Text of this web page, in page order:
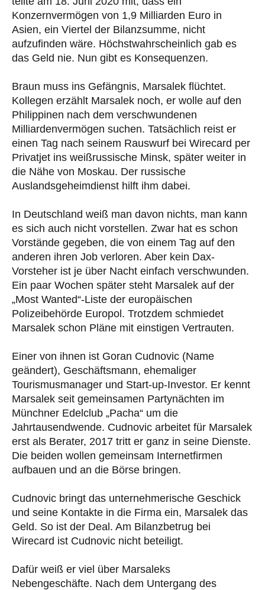
Konzernvermögen von 1,9 Milliarden Euro in
Asien, ein Viertel der Bilanzsumme, nicht
aufzufinden wäre. Höchstwahrscheinlich gab es
das Geld nie. Nun gibt es Konsequenzen.
Braun muss ins Gefängnis, Marsalek flüchtet.
Kollegen erzählt Marsalek noch, er wolle auf den
Philippinen nach dem verschwundenen
Milliardenvermögen suchen. Tatsächlich reist er
einen Tag nach seinem Rauswurf bei Wirecard per
Privatjet ins weißrussische Minsk, später weiter in
die Nähe von Moskau. Der russische
Auslandsgeheimdienst hilft ihm dabei.
In Deutschland weiß man davon nichts, man kann
es sich auch nicht vorstellen. Zwar hat es schon
Vorstände gegeben, die von einem Tag auf den
anderen ihren Job verloren. Aber kein Dax-
Vorsteher ist je über Nacht einfach verschwunden.
Ein paar Wochen später steht Marsalek auf der
„Most Wanted“-Liste der europäischen
Polizeibehörde Europol. Trotzdem schmiedet
Marsalek schon Pläne mit einstigen Vertrauten.
Einer von ihnen ist Goran Cudnovic (Name
geändert), Geschäftsmann, ehemaliger
Tourismusmanager und Start-up-Investor. Er kennt
Marsalek seit gemeinsamen Partynächten im
Münchner Edelclub „Pacha“ um die
Jahrtausendwende. Cudnovic arbeitet für Marsalek
erst als Berater, 2017 tritt er ganz in seine Dienste.
Die beiden wollen gemeinsam Internetfirmen
aufbauen und an die Börse bringen.
Cudnovic bringt das unternehmerische Geschick
und seine Kontakte in die Firma ein, Marsalek das
Geld. So ist der Deal. Am Bilanzbetrug bei
Wirecard ist Cudnovic nicht beteiligt.
Dafür weiß er viel über Marsaleks
Nebengeschäfte. Nach dem Untergang des